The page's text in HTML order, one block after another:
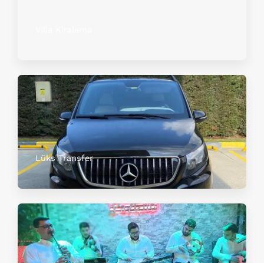
Lüks Transfer